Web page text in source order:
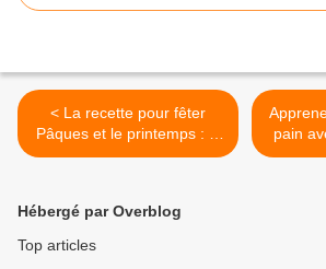
< La recette pour fêter
Pâques et le printemps : le
drip cake au chocolat
pain
Hébergé par Overblog
Top articles